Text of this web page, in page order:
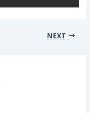
NEXT